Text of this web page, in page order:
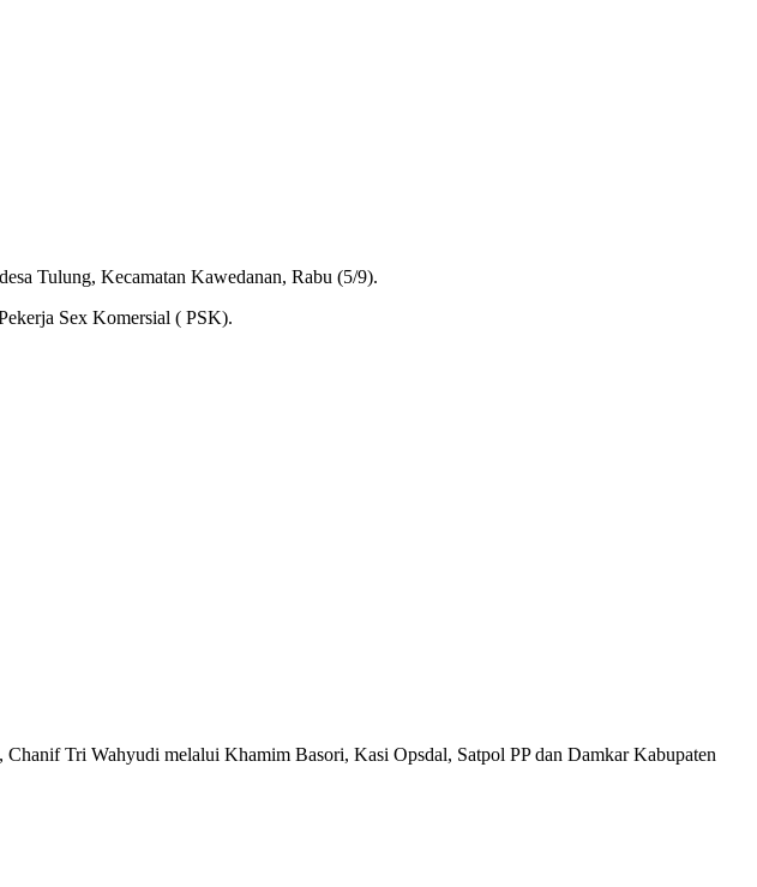
Tulung, Kecamatan Kawedanan, Rabu (5/9).
Sex Komersial ( PSK).
Tri Wahyudi melalui Khamim Basori, Kasi Opsdal, Satpol PP dan Damkar Kabupaten